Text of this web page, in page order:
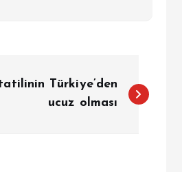
Türkiye’den
ucuz olması